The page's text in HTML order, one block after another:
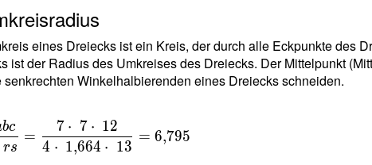
eines Dreiecks ist ein Kreis, der durch alle Eckpunkte des
ist der Radius des Umkreises des Dreiecks. Der Mittelpunkt
senkrechten Winkelhalbierenden eines Dreiecks schneiden.
rs
bc
=
4 ⋅ 1,664 ⋅ 13
7 ⋅ 7 ⋅ 12
= 6,795